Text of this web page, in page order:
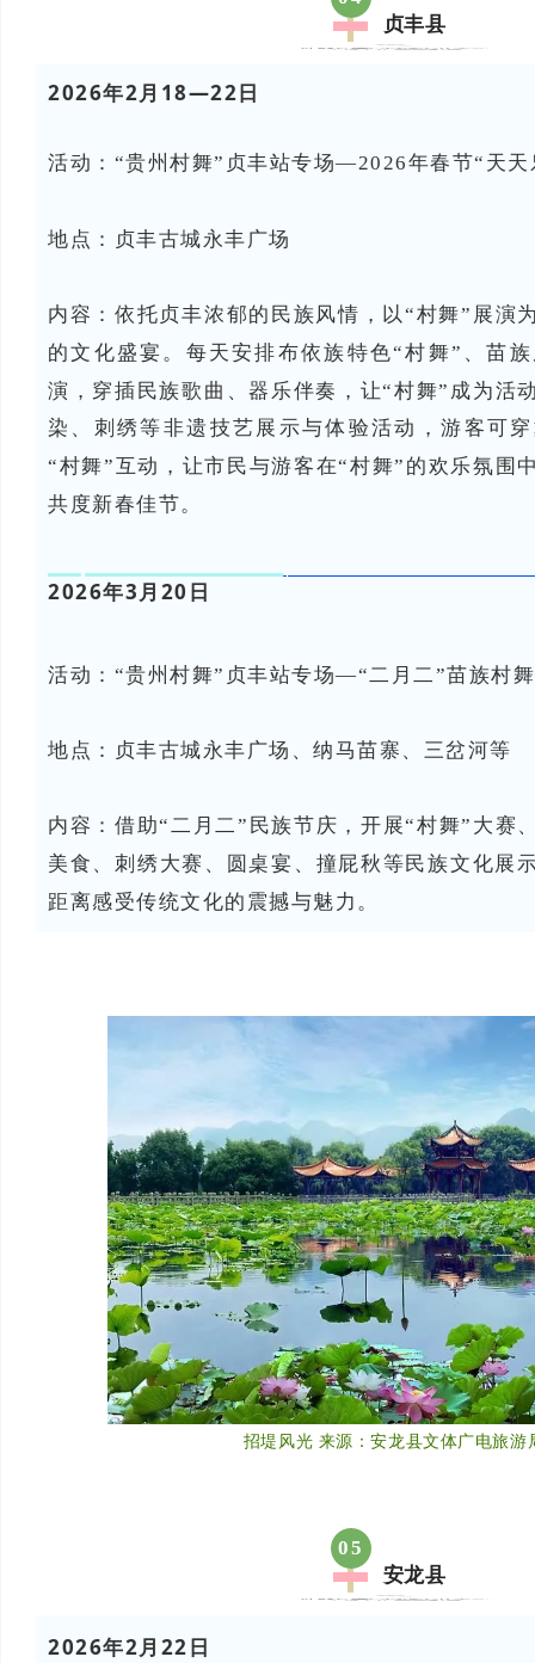
贞丰县
2026年2月18—22日
活动：“贵州村舞”贞丰站专场—2026年春节“天天
地点： 贞丰古城永丰广场
内容：依托贞丰浓郁的民族风情，以“村舞”展演
的文化盛宴。每天安排布依族特色“村舞”、苗
演，穿插民族歌曲、器乐伴奏，让“村舞”成为活
染、刺绣等非遗技艺展示与体验活动，游客可
“村舞”互动，让市民与游客在“村舞”的欢乐氛围
共度新春佳节。
2026年3月20日
活动：“贵州村舞”贞丰站专场—“二月二”苗族村
地点： 贞丰古城永丰广场、纳马苗寨、三岔河等
内容：借助“二月二”民族节庆，开展“村舞”大赛
美食、刺绣大赛、圆桌宴、撞屁秋等民族文化展
距离感受传统文化的震撼与魅力。
招堤风光 来源：安龙县文体广电旅游
05
安龙县
2026年2月22日